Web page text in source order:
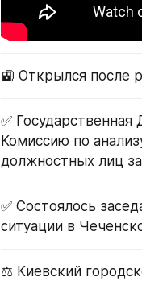
🚉 Открылся после
✅
Комиссию по
должностных лиц
✅ Состоялось
ситуации в
⚖️ Киевский